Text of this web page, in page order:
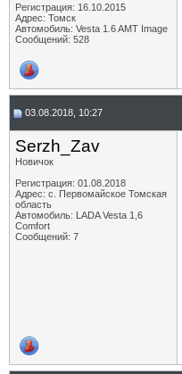
Регистрация: 16.10.2015
Адрес: Томск
Автомобиль: Vesta 1.6 AMT Image
Сообщений: 528
03.08.2018, 10:27
Serzh_Zav
Новичок
Регистрация: 01.08.2018
Адрес: с. Первомайское Томская
область
Автомобиль: LADA Vesta 1,6
Comfort
Сообщений: 7